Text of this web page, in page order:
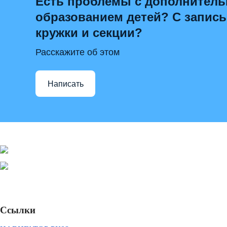
образованием детей? С
кружки и секции?
Расскажите об этом
Написать
Ссылки